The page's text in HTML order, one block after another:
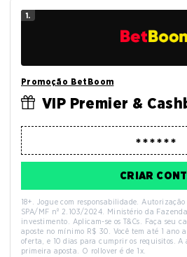
1.
Promoção BetBoom
VIP Premier &
CRIAR
18+. Jogue com responsabilidade.
SPA/MF nº 2.103/2024. Ministério da
investimento. Aplicam-se os T&Cs. Faça seu
aposte no mínimo R$ 30. Você tem até 1 ano
oferta, e 10 dias para cumprir os requisitos. A
primeira aposta. O rollover é de 1x.